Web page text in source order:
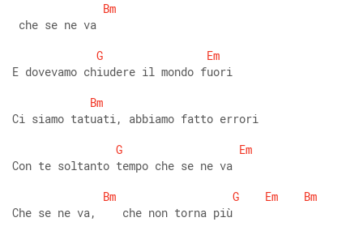
Bm
che se ne va
G
Em
E dovevamo chiudere il mondo fuori
Bm
Ci siamo tatuati, abbiamo fatto errori
G
Em
Con te soltanto tempo che se ne va
Bm
G Em
Bm
Che se ne va,    che non torna più